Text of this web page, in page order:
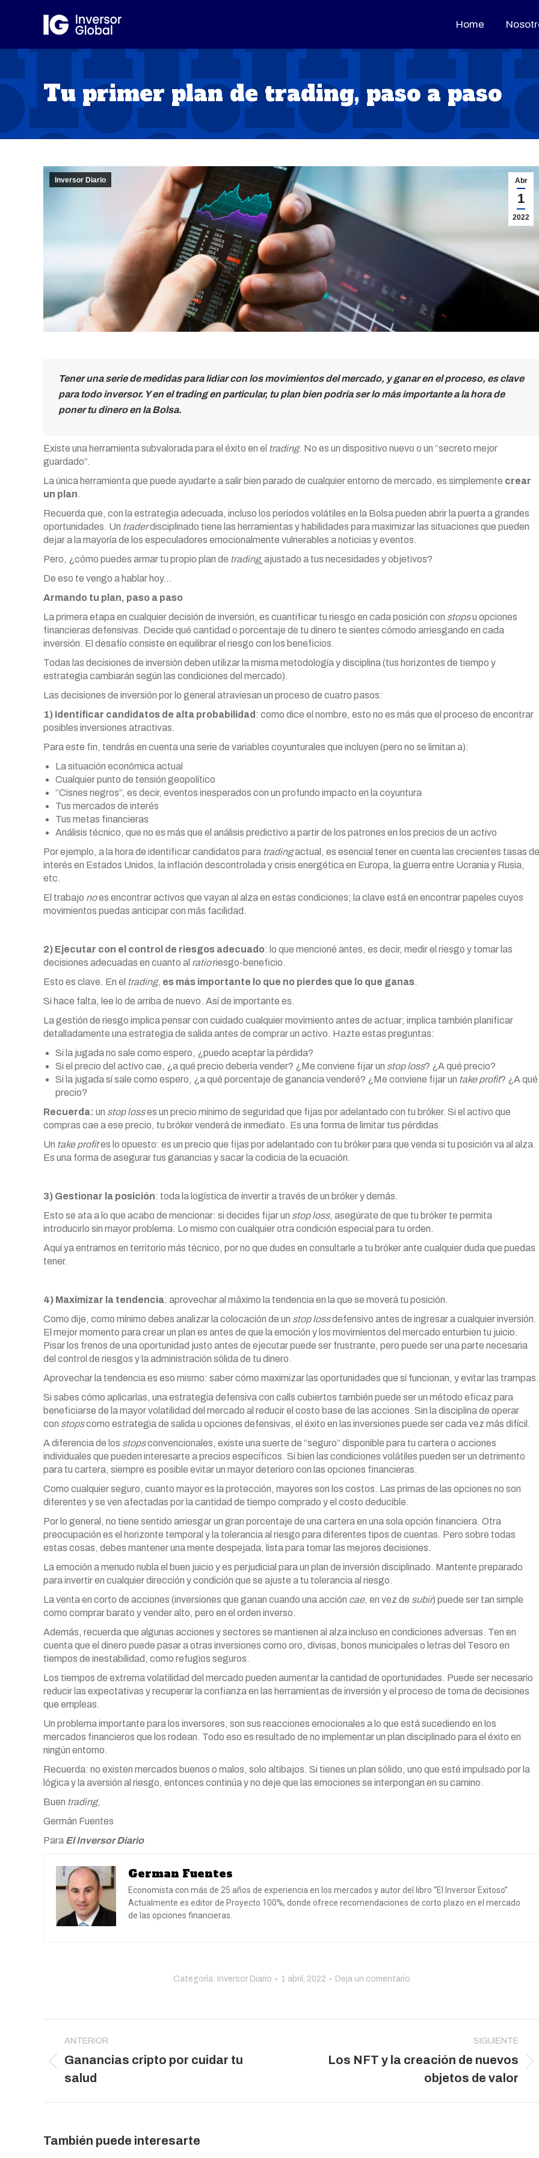
Home
Tu primer plan de trading, paso a paso
Abr
1
2022
Inversor Diario
Tener una serie de medidas para lidiar con los movimientos del mercado, y ganar en el proceso, es clave
para todo inversor. Y en el trading en particular, tu plan bien podría ser lo más importante a la hora de
poner tu dinero en la Bolsa.
Existe una herramienta subvalorada para el éxito en el trading. No es un dispositivo nuevo o un “secreto mejor
guardado”.
La única herramienta que puede ayudarte a salir bien parado de cualquier entorno de mercado, es simplemente crear
un plan.
Recuerda que, con la estrategia adecuada, incluso los períodos volátiles en la Bolsa pueden abrir la puerta a grandes
oportunidades. Un traderdisciplinado tiene las herramientas y habilidades para maximizar las situaciones que pueden
dejar a la mayoría de los especuladores emocionalmente vulnerables a noticias y eventos.
Pero, ¿cómo puedes armar tu propio plan de trading¸ ajustado a tus necesidades y objetivos?
De eso te vengo a hablar hoy…
Armando tu plan, paso a paso
La primera etapa en cualquier decisión de inversión, es cuantificar tu riesgo en cada posición con stopsu opciones
financieras defensivas. Decide qué cantidad o porcentaje de tu dinero te sientes cómodo arriesgando en cada
inversión. El desafío consiste en equilibrar el riesgo con los beneficios.
Todas las decisiones de inversión deben utilizar la misma metodología y disciplina (tus horizontes de tiempo y
estrategia cambiarán según las condiciones del mercado).
Las decisiones de inversión por lo general atraviesan un proceso de cuatro pasos:
1) Identificar candidatos de alta probabilidad : como dice el nombre, esto no es más que el proceso de encontrar
posibles inversiones atractivas.
Para este fin, tendrás en cuenta una serie de variables coyunturales que incluyen (pero no se limitan a):
La situación económica actual
Cualquier punto de tensión geopolítico
“Cisnes negros”, es decir, eventos inesperados con un profundo impacto en la coyuntura
Tus mercados de interés
Tus metas financieras
Análisis técnico, que no es más que el análisis predictivo a partir de los patrones en los precios de un activo
Por ejemplo, a la hora de identificar candidatos para tradingactual, es esencial tener en cuenta las crecientes tasas de
interés en Estados Unidos, la inflación descontrolada y crisis energética en Europa, la guerra entre Ucrania y Rusia,
etc.
El trabajo noes encontrar activos que vayan al alza en estas condiciones; la clave está en encontrar papeles cuyos
movimientos puedas anticipar con más facilidad.
2) Ejecutar con el control de riesgos adecuado: lo que mencioné antes, es decir, medir el riesgo y tomar las
decisiones adecuadas en cuanto al ratioriesgo-beneficio.
Esto es clave. En el trading, es más importante lo que no pierdes que lo que ganas.
Si hace falta, lee lo de arriba de nuevo. Así de importante es.
La gestión de riesgo implica pensar con cuidado cualquier movimiento antes de actuar; implica también planificar
detalladamente una estrategia de salida antes de comprar un activo. Hazte estas preguntas:
Si la jugada no sale como espero, ¿puedo aceptar la pérdida?
Si el precio del activo cae, ¿a qué precio debería vender? ¿Me conviene fijar un stop loss? ¿A qué precio?
Si la jugada sí sale como espero, ¿a qué porcentaje de ganancia venderé? ¿Me conviene fijar un take profit? ¿A qué
precio?
Recuerda: un stop losses un precio mínimo de seguridad que fijas por adelantado con tu bróker. Si el activo que
compras cae a ese precio, tu bróker venderá de inmediato. Es una forma de limitar tus pérdidas.
Un take profites lo opuesto: es un precio que fijas por adelantado con tu bróker para que venda si tu posición va al alza.
Es una forma de asegurar tus ganancias y sacar la codicia de la ecuación.
3) Gestionar la posición: toda la logística de invertir a través de un bróker y demás.
Esto se ata a lo que acabo de mencionar: si decides fijar un stop loss, asegúrate de que tu bróker te permita
introducirlo sin mayor problema. Lo mismo con cualquier otra condición especial para tu orden.
Aquí ya entramos en territorio más técnico, por no que dudes en consultarle a tu bróker ante cualquier duda que puedas
tener.
4) Maximizar la tendencia: aprovechar al máximo la tendencia en la que se moverá tu posición.
Como dije, como mínimo debes analizar la colocación de un stop lossdefensivo antes de ingresar a cualquier inversión.
El mejor momento para crear un plan es antes de que la emoción y los movimientos del mercado enturbien tu juicio.
Pisar los frenos de una oportunidad justo antes de ejecutar puede ser frustrante, pero puede ser una parte necesaria
del control de riesgos y la administración sólida de tu dinero.
Aprovechar la tendencia es eso mismo: saber cómo maximizar las oportunidades que sí funcionan, y evitar las trampas.
Si sabes cómo aplicarlas, una estrategia defensiva con calls cubiertos también puede ser un método eficaz para
beneficiarse de la mayor volatilidad del mercado al reducir el costo base de las acciones. Sin la disciplina de operar
con stopscomo estrategia de salida u opciones defensivas, el éxito en las inversiones puede ser cada vez más difícil.
A diferencia de los stopsconvencionales, existe una suerte de “seguro” disponible para tu cartera o acciones
individuales que pueden interesarte a precios específicos. Si bien las condiciones volátiles pueden ser un detrimento
para tu cartera, siempre es posible evitar un mayor deterioro con las opciones financieras.
Como cualquier seguro, cuanto mayor es la protección, mayores son los costos. Las primas de las opciones no son
diferentes y se ven afectadas por la cantidad de tiempo comprado y el costo deducible.
Por lo general, no tiene sentido arriesgar un gran porcentaje de una cartera en una sola opción financiera. Otra
preocupación es el horizonte temporal y la tolerancia al riesgo para diferentes tipos de cuentas. Pero sobre todas
estas cosas, debes mantener una mente despejada, lista para tomar las mejores decisiones.
La emoción a menudo nubla el buen juicio y es perjudicial para un plan de inversión disciplinado. Mantente preparado
para invertir en cualquier dirección y condición que se ajuste a tu tolerancia al riesgo.
La venta en corto de acciones (inversiones que ganan cuando una acción cae, en vez de subir) puede ser tan simple
como comprar barato y vender alto, pero en el orden inverso.
Además, recuerda que algunas acciones y sectores se mantienen al alza incluso en condiciones adversas. Ten en
cuenta que el dinero puede pasar a otras inversiones como oro, divisas, bonos municipales o letras del Tesoro en
tiempos de inestabilidad, como refugios seguros.
Los tiempos de extrema volatilidad del mercado pueden aumentar la cantidad de oportunidades. Puede ser necesario
reducir las expectativas y recuperar la confianza en las herramientas de inversión y el proceso de toma de decisiones
que empleas.
Un problema importante para los inversores, son sus reacciones emocionales a lo que está sucediendo en los
mercados financieros que los rodean. Todo eso es resultado de no implementar un plan disciplinado para el éxito en
ningún entorno.
Recuerda: no existen mercados buenos o malos, solo altibajos. Si tienes un plan sólido, uno que esté impulsado por la
lógica y la aversión al riesgo, entonces continúa y no deje que las emociones se interpongan en su camino.
Buen trading,
Germán Fuentes
Para El Inversor Diario
German Fuentes
Economista con más de 25 años de experiencia en los mercados y autor del libro “El Inversor Exitoso”.
Actualmente es editor de Proyecto 100%, donde ofrece recomendaciones de corto plazo en el mercado
de las opciones financieras.
Categoría: Inversor Diario 1 abril, 2022 Deja un comentario
entre
publicaciones
ANTERIOR
Publicación
anterior:
Ganancias cripto por cuidar tu
salud
SIGUIENTE
Publicación
Los NFT y la creación de nuevos
objetos de valor
También puede interesarte
Home